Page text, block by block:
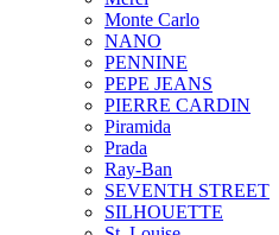
Monte Carlo
NANO
PENNINE
PEPE JEANS
PIERRE CARDIN
Piramida
Prada
Ray-Ban
SEVENTH STREET
SILHOUETTE